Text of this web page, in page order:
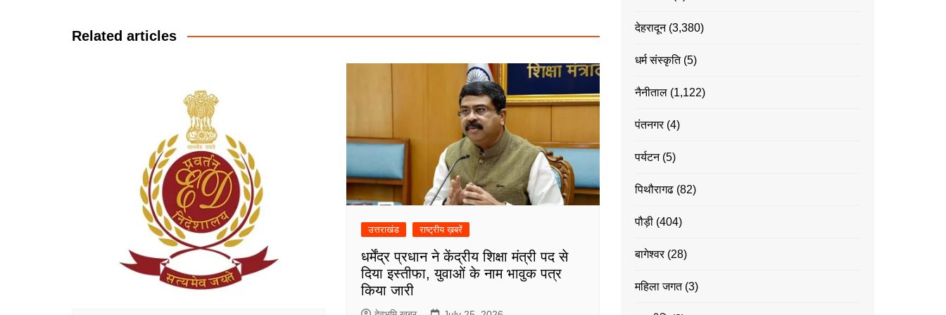
Related articles
उत्तराखंड राष्ट्रीय ख़बरें
धर्मेंद्र प्रधान ने केंद्रीय शिक्षा मंत्री पद से
दिया इस्तीफा, युवाओं के नाम भावुक पत्र
किया जारी
देहरादून(3,380)
धर्म संस्कृति(5)
नैनीताल (1,122)
पंतनगर(4)
पर्यटन(5)
पिथौरागढ (82)
पौड़ी (404)
बागेश्वर(28)
महिला जगत(3)